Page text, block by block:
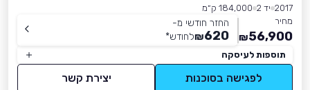
2017 יד 2
184,000 ק״מ
מחיר
56,900
₪
החזר חודשי מ-
620
₪לחודש*
תוספות לעיסקה
לפגישה בסוכנות יצירת קשר